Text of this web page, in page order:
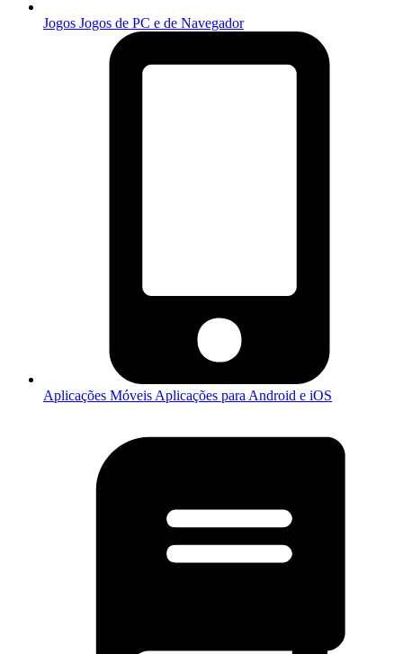
Jogos Jogos de PC e de Navegador
Aplicações Móveis Aplicações para Android e iOS